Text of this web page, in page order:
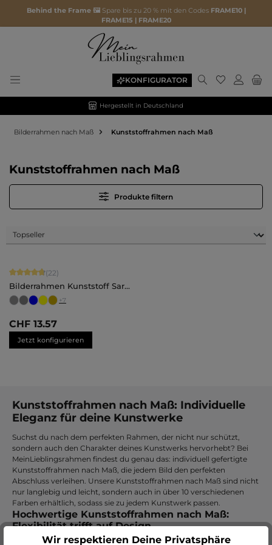
Behind the Frame 🖼️ Spare bis zu 20 % mit den Codes FRAME10 |
FRAME15 | FRAME20
KONFIGURATOR Du hast 0
Hergestellt in Deutschland
Bilderrahmen nach Maß Kunststoffrahmen nach Maß
Kunststoffrahmen nach Maß
Produkte filtern
Durchschnittliche Bewertung von 4.86 von 5 Sternen
(22)
Bilderrahmen Kunststoff Sara
Maßanfertigung
+7
CHF 13.57
Jetzt konfigurieren
Kunststoffrahmen nach Maß: Individuelle
Eleganz für deine Kunstwerke
Suchst du nach dem perfekten Rahmen, der nicht nur schützt,
sondern auch den Charakter deines Kunstwerks hervorhebt? Bei
MeinLieblingsrahmen findest du genau das: individuell gefertigte
Kunststoffrahmen nach Maß, die jedem Bild den perfekten
Abschluss verleihen. Unsere Kunststoffrahmen nach Maß sind nicht
nur langlebig und leicht, sondern auch in über 10 verschiedenen
Farben erhältlich, sodass sie zu jedem Kunstwerk passen.
Hochwertige Kunststoffrahmen nach Maß:
Flexibilität trifft auf Design
Wir respektieren Deine Privatsphäre